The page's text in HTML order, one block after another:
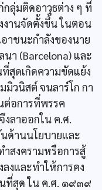
ลุ่มติดอาวุธต่าง ๆ ที่
งานจัดตั้งขึ้น ในตอน
าชนะกำลังของนาย
นา (Barcelona) และ
ที่สุดเกิดความขัดแย้ง
วนิสต์ จนลาร์โก กา
ต่อการที่พรรค
ลาออกใน ค.ศ.
ด้านนโยบายและ
สงครามหรือการสู้
งและทำให้การคง
ที่สุด ใน ค.ศ. ๑๙๓๙